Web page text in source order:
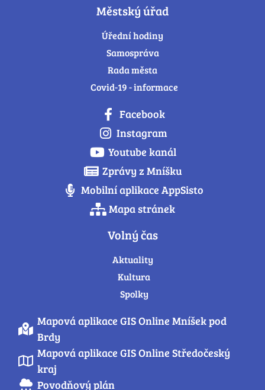
Městský úřad
Úřední hodiny
Samospráva
Rada města
Covid-19 - informace
Facebook
Instagram
Youtube kanál
Zprávy z Mníšku
Mobilní aplikace AppSisto
Mapa stránek
Volný čas
Aktuality
Kultura
Spolky
Mapová aplikace GIS Online Mníšek pod
Brdy
Mapová aplikace GIS Online Středočeský
kraj
Povodňový plán